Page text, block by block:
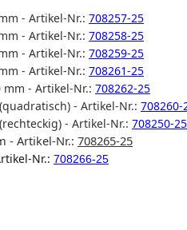
- Artikel-Nr.: 708257-25
- Artikel-Nr.: 708258-25
- Artikel-Nr.: 708259-25
- Artikel-Nr.: 708261-25
- Artikel-Nr.: 708262-25
- Artikel-Nr.: 708260-
- Artikel-Nr.: 708250-25
- Artikel-Nr.: 708265-25
Nr.: 708266-25